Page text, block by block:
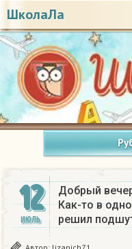
ШколаЛа
12
ИЮЛЬ
Добрый
Как-то в
решил